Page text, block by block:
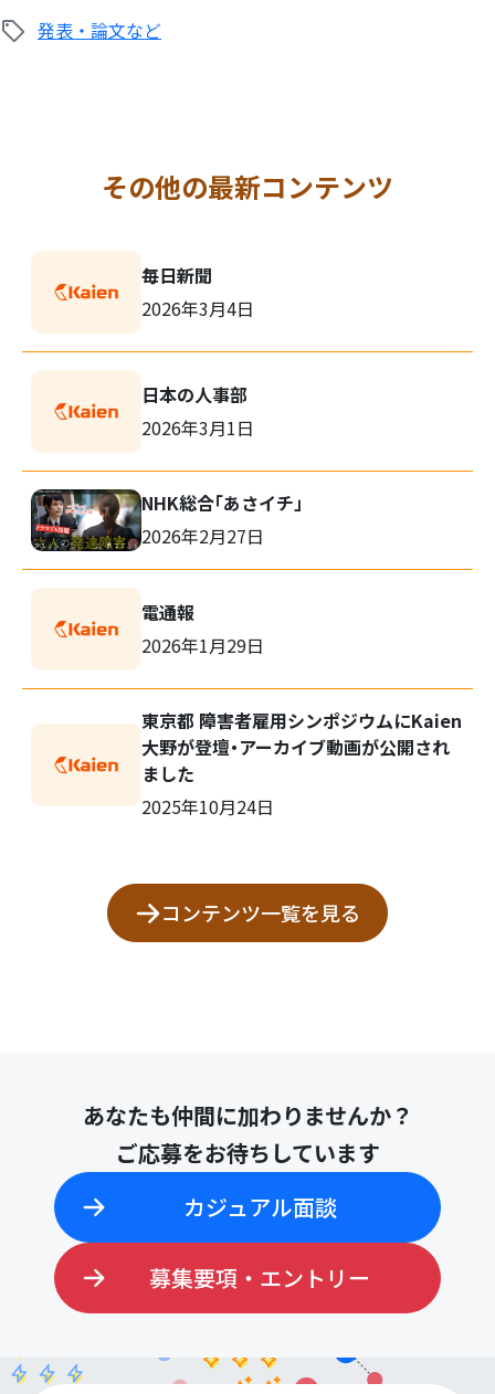
発表・論文など
その他の最新コンテンツ
毎日新聞
2026年3月4日
日本の人事部
2026年3月1日
NHK総合「あさイチ」
2026年2月27日
電通報
2026年1月29日
東京都 障害者雇用シンポジウムにKaien
大野が登壇・アーカイブ動画が公開され
ました
2025年10月24日
コンテンツ一覧を見る
あなたも仲間に加わりませんか？
ご応募をお待ちしています
カジュアル面談
募集要項・エントリー